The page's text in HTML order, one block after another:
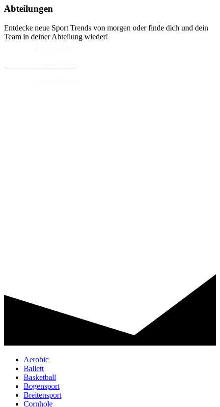
Abteilungen
Entdecke neue Sport Trends von morgen oder finde dich und dein
Team in deiner Abteilung wieder!
Aerobic
Ballett
Basketball
Bogensport
Breitensport
Cornhole